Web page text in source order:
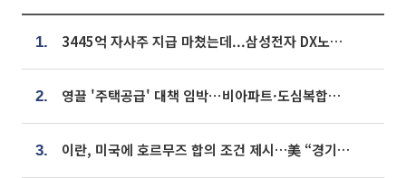
1. 3445억 자사주 지급 마쳤는데...삼성전자 DX노조, 뒤늦은 '떼쓰기 집회'
2. 영끌 '주택공급' 대책 임박⋯비아파트·도심복합까지 총동원
3. 이란, 미국에 호르무즈 합의 조건 제시…美 “경기 아직 안 끝나” [종합]